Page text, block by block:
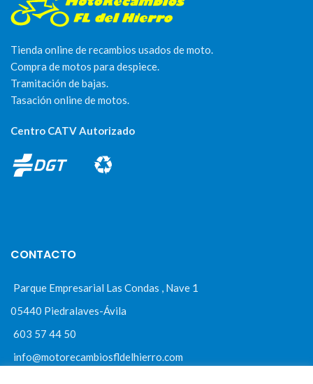
Tienda online de recambios usados de moto.
Compra de motos para despiece.
Tramitación de bajas.
Tasación online de motos.
Centro CATV Autorizado
CONTACTO
Parque Empresarial Las Condas , Nave 1
05440 Piedralaves-Ávila
603 57 44 50
info@motorecambiosfldelhierro.com